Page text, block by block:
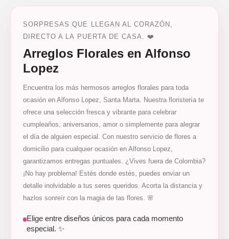
SORPRESAS QUE LLEGAN AL CORAZÓN,
DIRECTO A LA PUERTA DE CASA. ❤️
Arreglos Florales en Alfonso
Lopez
Encuentra los más hermosos arreglos florales para toda
ocasión en Alfonso Lopez, Santa Marta. Nuestra floristería te
ofrece una selección fresca y vibrante para celebrar
cumpleaños, aniversarios, amor o simplemente para alegrar
el día de alguien especial. Con nuestro servicio de flores a
domicilio para cualquier ocasión en Alfonso Lopez,
garantizamos entregas puntuales. ¿Vives fuera de Colombia?
¡No hay problema! Estés donde estés, puedes enviar un
detalle inolvidable a tus seres queridos. Acorta la distancia y
hazlos sonreír con la magia de las flores. 🌸
Elige entre diseños únicos para cada momento
especial. ✨